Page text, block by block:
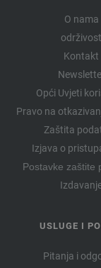
O nama
održivost
Kontakt
Opći Uvjeti
Pravo na
Zaštita
Izjava o
Postavke zaštite
USLUGE I
Pitanja i